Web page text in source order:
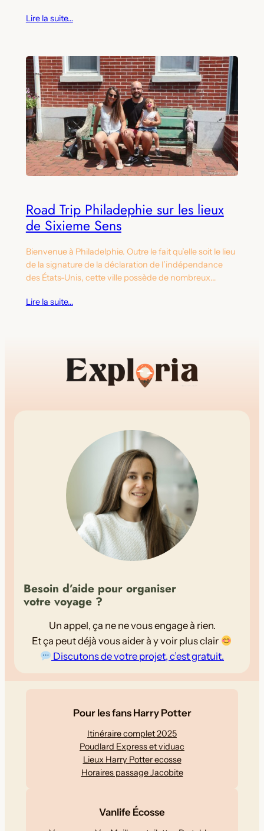
Lire la suite…
Road Trip Philadephie sur les lieux
de Sixieme Sens
Bienvenue à Philadelphie. Outre le fait qu’elle soit le lieu
de la signature de la déclaration de l’indépendance
des États-Unis, cette ville possède de nombreux…
Lire la suite…
Besoin d’aide pour organiser
votre voyage ?
Un appel, ça ne ne vous engage à rien.
Et ça peut déjà vous aider à y voir plus clair
Discutons de votre projet, c’est gratuit.
Pour les fans Harry Potter
Itinéraire complet 2025
Poudlard Express et viduac
Lieux Harry Potter ecosse
Horaires passage Jacobite
Vanlife Écosse